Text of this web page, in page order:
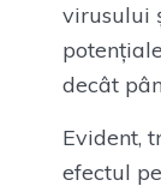
virusului
decât
Evident,
efectul